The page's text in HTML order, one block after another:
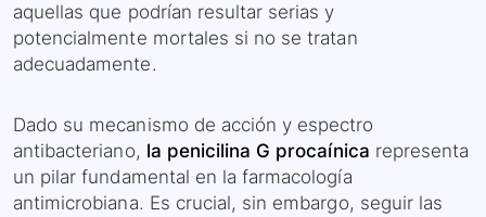
aquellas que podrían resultar serias y
potencialmente mortales si no se tratan
adecuadamente.
Dado su mecanismo de acción y espectro
antibacteriano, la penicilina G procaínica representa
un pilar fundamental en la farmacología
antimicrobiana. Es crucial, sin embargo, seguir las